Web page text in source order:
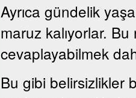
Ayrıca gündelik
maruz kalıyorlar.
cevaplayabilmek
Bu gibi belirsizlikler